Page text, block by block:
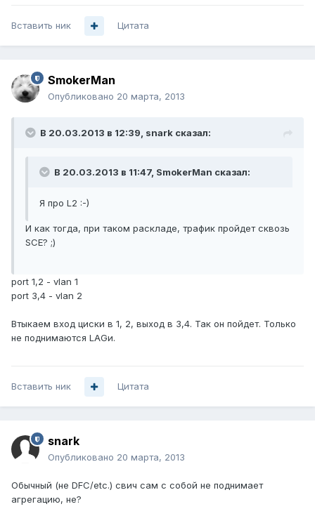
Вставить ник Цитата
SmokerMan
Опубликовано 20 марта, 2013
В 20.03.2013 в 12:39, snark сказал:
В 20.03.2013 в 11:47, SmokerMan сказал:
Я про L2 :-)
И как тогда, при таком раскладе, трафик пройдет сквозь
SCE? ;)
port 1,2 - vlan 1
port 3,4 - vlan 2
Втыкаем вход циски в 1, 2, выход в 3,4. Так он пойдет. Только
не поднимаются LAGи.
Вставить ник Цитата
snark
Опубликовано 20 марта, 2013
Обычный (не DFC/etc.) свич сам с собой не поднимает
агрегацию, не?